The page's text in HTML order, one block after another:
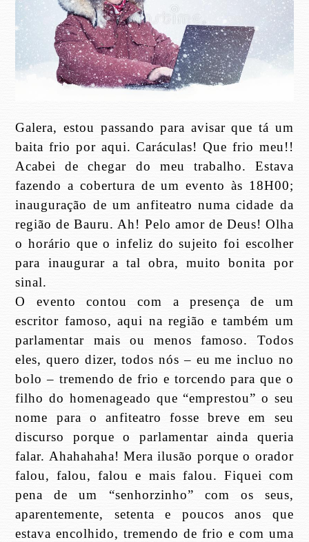
Galera, estou passando para avisar que tá um
baita frio por aqui. Caráculas! Que frio meu!!
Acabei de chegar do meu trabalho. Estava
fazendo a cobertura de um evento às 18H00;
inauguração de um anfiteatro numa cidade da
região de Bauru. Ah! Pelo amor de Deus! Olha
o horário que o infeliz do sujeito foi escolher
para inaugurar a tal obra, muito bonita por
sinal.
O evento contou com a presença de um
escritor famoso, aqui na região e também um
parlamentar mais ou menos famoso. Todos
eles, quero dizer, todos nós – eu me incluo no
bolo – tremendo de frio e torcendo para que o
filho do homenageado que “emprestou” o seu
nome para o anfiteatro fosse breve em seu
discurso porque o parlamentar ainda queria
falar. Ahahahaha! Mera ilusão porque o orador
falou, falou, falou e mais falou. Fiquei com
pena de um “senhorzinho” com os seus,
aparentemente, setenta e poucos anos que
estava encolhido, tremendo de frio e com uma